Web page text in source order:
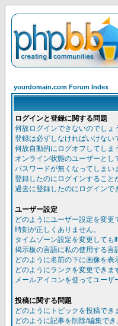
yourdomain.com Forum Index
ログインと登録に関する問題
何故ログインできないのでしょ
登録は必ずしなければいけない
何故自動的にログオフしてしま
オンライン状態のユーザーとし
パスワードが無くなってしまい
登録したのにログインすること
過去に登録したのにログインで
ユーザー設定
どのようにユーザー設定を変更
時刻が正しくありません。
タイムゾーン設定を変更しても
掲示板の言語に私の使用する言
どのように名前の下に画像を表
どのようにランクを変更できま
メールアイコンを使ってユーザ
投稿に関する問題
どのようにトピックを投稿でき
どのように記事を削除/編集でき